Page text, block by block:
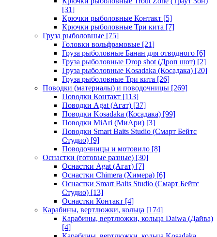
[31]
Крючки рыболовные Контакт [5]
Крючки рыболовные Три кита [7]
Груза рыболовные [75]
Головки вольфрамовые [21]
Груза рыболовные Банан для отводного [6]
Груза рыболовные Drop shot (Дроп шот) [2]
Груза рыболовные Kosadaka (Косадака) [20]
Груза рыболовные Три кита [26]
Поводки (материалы) и поводочницы [269]
Поводки Контакт [113]
Поводки Agat (Агат) [37]
Поводки Kosadaka (Косадака) [99]
Поводки MiAri (МиАри) [3]
Поводки Smart Baits Studio (Смарт Бейтс
Студио) [9]
Поводочницы и мотовило [8]
Оснастки (готовые разные) [30]
Оснастки Agat (Агат) [7]
Оснастки Chimera (Химера) [6]
Оснастки Smart Baits Studio (Смарт Бейтс
Студио) [13]
Оснастки Контакт [4]
Карабины, вертлюжки, кольца [174]
Карабины, вертлюжки, кольца Daiwa (Дайва)
[4]